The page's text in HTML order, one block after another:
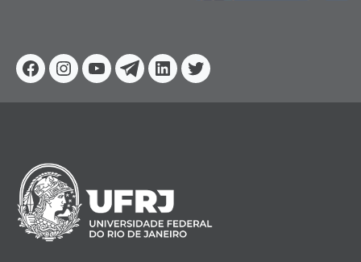
Facebook
Instagram
YoutubeTelegram
Linkedin
Twitter